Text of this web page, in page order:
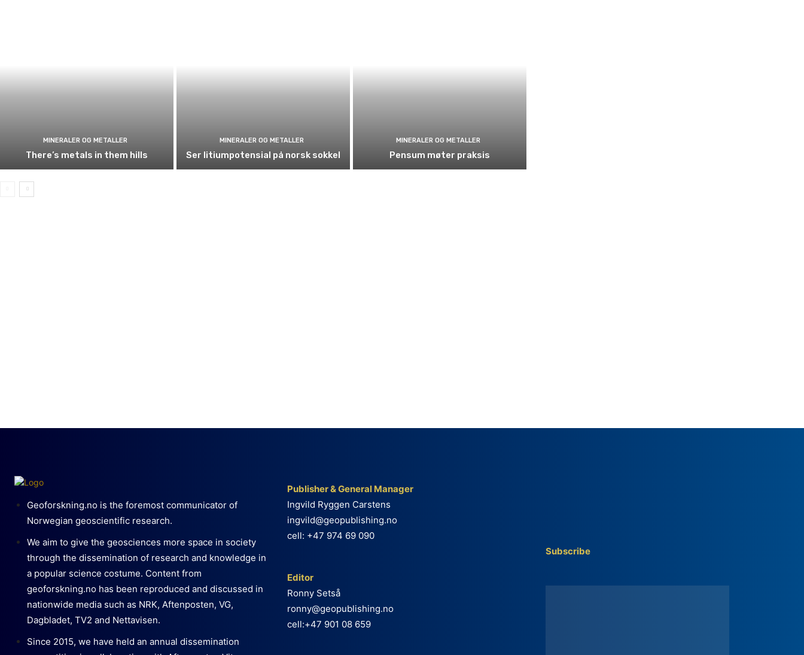
MINERALER OG METALLER
There’s metals in them hills
MINERALER OG METALLER
Ser litiumpotensial på norsk sokkel
MINERALER OG METALLER
Pensum møter praksis
Geoforskning.no is the foremost communicator of
Norwegian geoscientific research.
We aim to give the geosciences more space in society
through the dissemination of research and knowledge in
a popular science costume. Content from
geoforskning.no has been reproduced and discussed in
nationwide media such as NRK, Aftenposten, VG,
Dagbladet, TV2 and Nettavisen.
Since 2015, we have held an annual dissemination
Publisher & General Manager
Ingvild Ryggen Carstens
ingvild@geopublishing.no
cell: +47 974 69 090
Editor
Ronny Setså
ronny@geopublishing.no
cell:+47 901 08 659
Subscribe